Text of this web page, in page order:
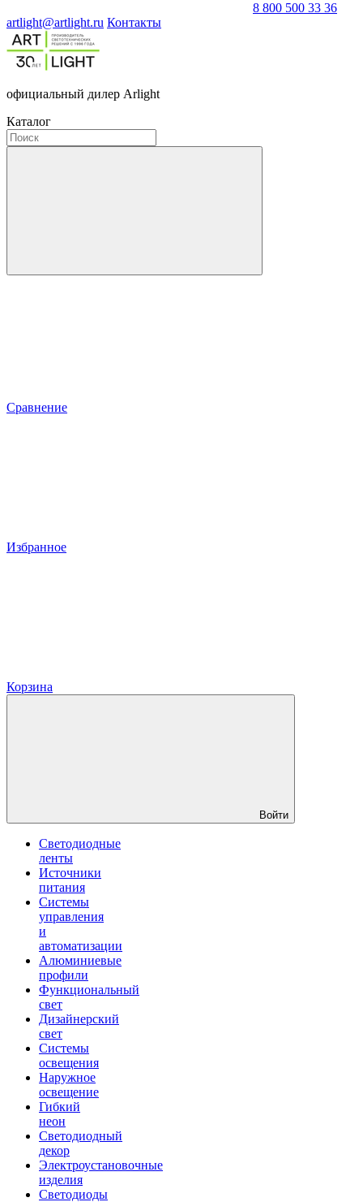
8 800 500 33 36
artlight@artlight.ru Контакты
официальный дилер Arlight
Каталог
Сравнение
Избранное
Корзина
Войти
Светодиодные
ленты
Источники
питания
Системы
управления
и
автоматизации
Алюминиевые
профили
Функциональный
свет
Дизайнерский
свет
Системы
освещения
Наружное
освещение
Гибкий
неон
Светодиодный
декор
Электроустановочные
изделия
Светодиоды